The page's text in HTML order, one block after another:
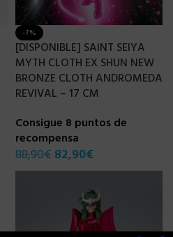
-7%
[DISPONIBLE] SAINT SEIYA
MYTH CLOTH EX SHUN NEW
BRONZE CLOTH ANDROMEDA
REVIVAL – 17 CM
Consigue 8 puntos de
recompensa
88,90€ 82,90€